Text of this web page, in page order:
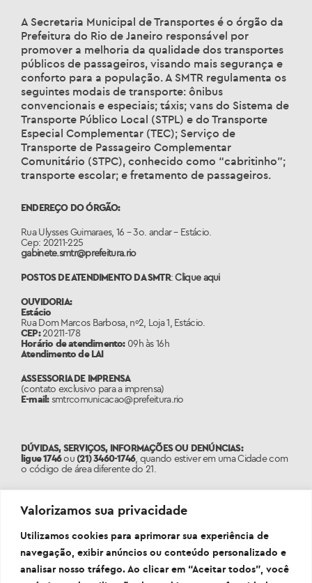
Valorizamos sua privacidade
Utilizamos cookies para aprimorar sua experiência de
navegação, exibir anúncios ou conteúdo personalizado e
analisar nosso tráfego. Ao clicar em “Aceitar todos”, você
A Secretaria Municipal de Transportes é o órgão da
Prefeitura do Rio de Janeiro responsável por
promover a melhoria da qualidade dos transportes
públicos de passageiros, visando mais segurança e
conforto para a população. A SMTR regulamenta os
seguintes modais de transporte: ônibus
convencionais e especiais; táxis; vans do Sistema de
Transporte Público Local (STPL) e do Transporte
Especial Complementar (TEC); Serviço de
Transporte de Passageiro Complementar
Comunitário (STPC), conhecido como “cabritinho”;
transporte escolar; e fretamento de passageiros.
ENDEREÇO DO ÓRGÃO:
Rua Ulysses Guimaraes, 16 – 3o. andar – Estácio.
Cep: 20211-225
gabinete.smtr@prefeitura.rio
POSTOS DE ATENDIMENTO DA SMTR:Clique aqui
OUVIDORIA:
Estácio
Rua Dom Marcos Barbosa, nº2, Loja 1, Estácio.
CEP:20211-178
Horário de atendimento:09h às 16h
Atendimento de LAI
ASSESSORIA DE IMPRENSA
(contato exclusivo para a imprensa)
E-mail:smtrcomunicacao@prefeitura.rio
DÚVIDAS, SERVIÇOS, INFORMAÇÕES OU DENÚNCIAS:
ligue 1746ou (21) 3460-1746, quando estiver em uma Cidade com
o código de área diferente do 21.
PORTAL:
www.1746.rio